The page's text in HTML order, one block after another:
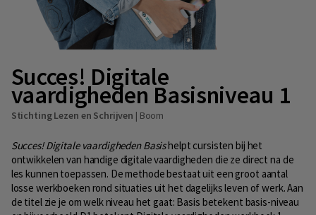
Succes! Digitale
vaardigheden Basisniveau 1
Stichting Lezen en Schrijven | Boom
Succes! Digitale vaardigheden Basishelpt cursisten bij het
ontwikkelen van handige digitale vaardigheden die ze direct na de
les kunnen toepassen. De methode bestaat uit een groot aantal
losse werkboeken rond situaties uit het dagelijks leven of werk. Aan
de titel zie je om welk niveau het gaat: Basis betekent basis-niveau